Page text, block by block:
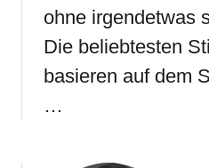
ohne irgendetwas
Die beliebtesten
basieren auf dem
…